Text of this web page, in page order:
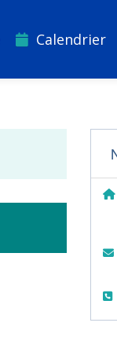
Calendrier